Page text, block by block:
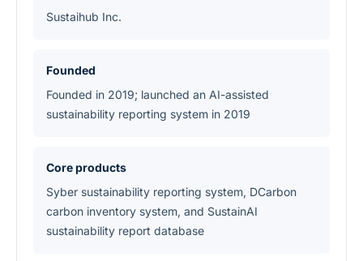
Sustaihub Inc.
Founded
Founded in 2019; launched an AI-assisted
sustainability reporting system in 2019
Core products
Syber sustainability reporting system, DCarbon
carbon inventory system, and SustainAI
sustainability report database